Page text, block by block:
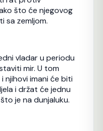
što će njegovog
sa zemljom.
vladar u periodu
mir. U tom
njihovi imani će biti
i držat će jednu
je na dunjaluku.